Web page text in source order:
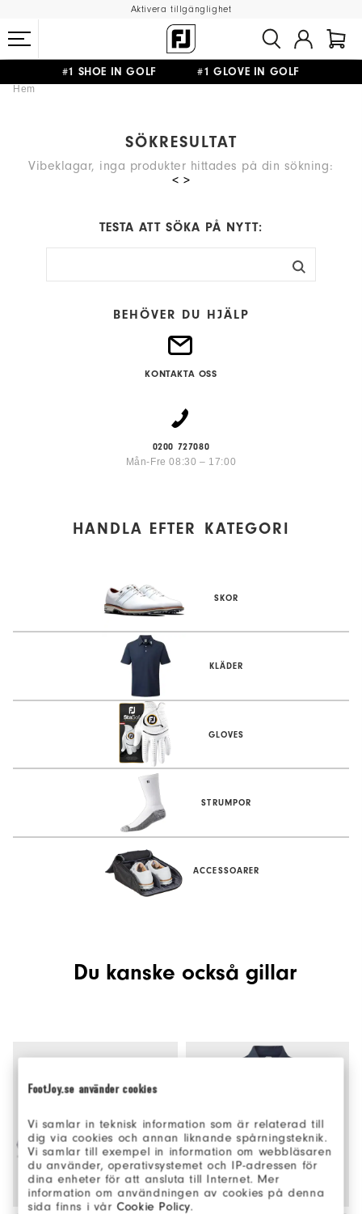
FootJoy.se använder cookies
Vi samlar in teknisk information som är relaterad till
dig via cookies och annan liknande spårningsteknik.
Vi samlar till exempel in information om webbläsaren
du använder, operativsystemet och IP-adressen för
dina enheter för att ansluta till Internet. Mer
information om användningen av cookies på denna
sida finns i vårCookie Policy.
Aktivera tillgänglighet
#1 SHOE IN GOLF #1 GLOVE IN GOLF
FRI FRAKT
Hem
SÖKRESULTAT
Vibeklagar, inga produkter hittades på din sökning:
< >
TESTA ATT SÖKA PÅ NYTT:
BEHÖVER DU HJÄLP
KONTAKTA OSS
0200 727080
Mån-Fre 08:30 – 17:00
HANDLA EFTER KATEGORI
SKOR
KLÄDER
GLOVES
STRUMPOR
ACCESSOARER
Du kanske också gillar